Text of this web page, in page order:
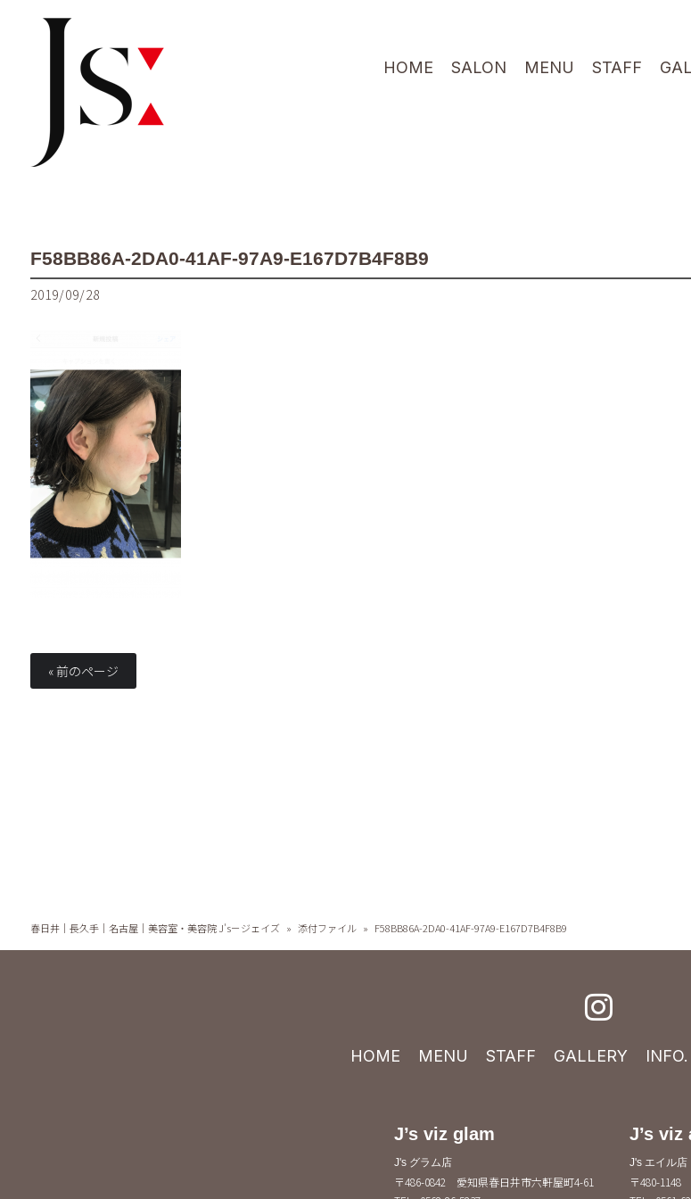
HOME SALON MENU STAFF
F58BB86A-2DA0-41AF-97A9-E167D7B4F8B9
2019/09/28
« 前のページ
春日井｜長久手｜名古屋｜美容室・美容院 J's－ジェイズ » 添付ファイル » F58BB86A-2DA0-41AF-97A9-E167D7B4F8B9
HOME MENU STAFF GALLERY INFO.
J’s viz glam
J's グラム店
〒486-0842 愛知県春日井市六軒屋町4-61
J’s viz
J's エイル店
〒480-1148